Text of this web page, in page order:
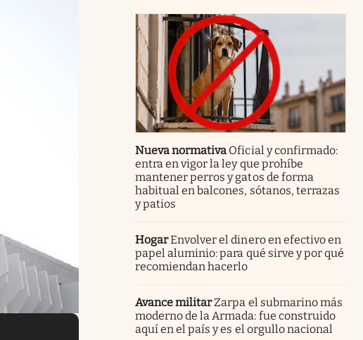
Nueva normativa Oficial y confirmado:
entra en vigor la ley que prohíbe
mantener perros y gatos de forma
habitual en balcones, sótanos, terrazas
y patios
HogarEnvolver el dinero en efectivo en
papel aluminio: para qué sirve y por qué
recomiendan hacerlo
Avance militarZarpa el submarino más
moderno de la Armada: fue construido
aquí en el país y es el orgullo nacional